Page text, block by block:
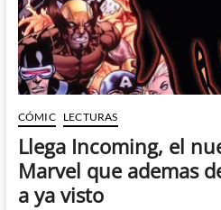
CÓMIC LECTURAS
Llega Incoming, el
Marvel que ademas
a ya visto